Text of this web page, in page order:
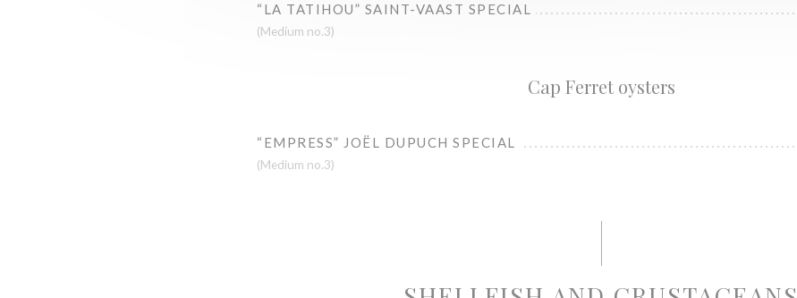
“LA TATIHOU” SAINT-VAAST SPECIAL
(Medium no.3)
Cap Ferret oysters
“EMPRESS” JOËL DUPUCH SPECIAL
(Medium no.3)